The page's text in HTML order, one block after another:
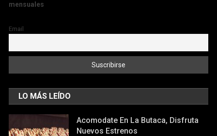
mensuales
Email
LO MÁS LEÍDO
Acomodate En La Butaca, Disfruta
Nuevos Estrenos